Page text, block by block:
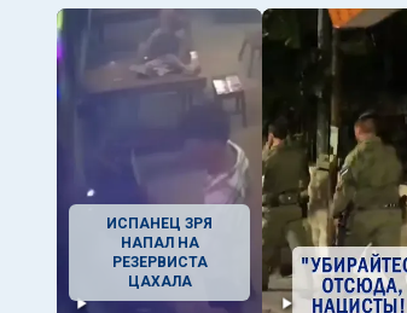
ИСПАНЕЦ ЗРЯ
НАПАЛ НА
РЕЗЕРВИСТА
ЦАХАЛА